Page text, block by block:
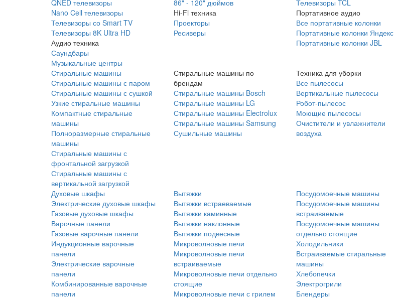
QNED телевизоры
Nano Cell телевизоры
Телевизоры со Smart TV
Телевизоры 8K Ultra HD
Аудио техника
Саундбары
Музыкальные центры
86" - 120" дюймов
Hi-Fi техника
Проекторы
Ресиверы
Телевизоры TCL
Портативное аудио
Все портативные колонки
Портативные колонки Яндекс
Портативные колонки JBL
Стиральные машины
Стиральные машины с паром
Стиральные машины с сушкой
Узкие стиральные машины
Компактные стиральные
машины
Полноразмерные стиральные
машины
Стиральные машины с
фронтальной загрузкой
Стиральные машины с
вертикальной загрузкой
Стиральные машины по
брендам
Стиральные машины Bosch
Стиральные машины LG
Стиральные машины Electrolux
Стиральные машины Samsung
Сушильные машины
Техника для уборки
Все пылесосы
Вертикальные пылесосы
Робот-пылесос
Моющие пылесосы
Очистители и увлажнители
воздуха
Духовые шкафы
Электрические духовые шкафы
Газовые духовые шкафы
Варочные панели
Газовые варочные панели
Индукционные варочные
панели
Электрические варочные
панели
Комбинированные варочные
панели
Вытяжки
Вытяжки встраеваемые
Вытяжки каминные
Вытяжки наклонные
Вытяжки подвесные
Микроволновые печи
Микроволновые печи
встраиваемые
Микроволновые печи отдельно
стоящие
Микроволновые печи с грилем
Посудомоечные машины
Посудомоечные машины
встраиваемые
Посудомоечные машины
отдельно стоящие
Холодильники
Встраиваемые стиральные
машины
Хлебопечки
Электрогрили
Блендеры